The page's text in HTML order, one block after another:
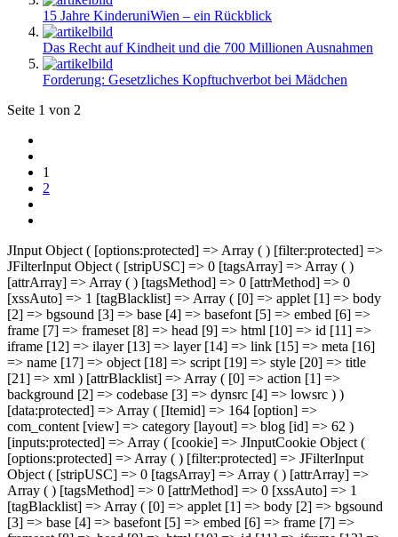
15 Jahre KinderuniWien – ein Rückblick
Das Recht auf Kindheit und die 700 Millionen Ausnahmen
Forderung: Gesetzliches Kopftuchverbot bei Mädchen
Seite 1 von 2
1
2
JInput Object ( [options:protected] => Array ( ) [filter:protected] =>
JFilterInput Object ( [stripUSC] => 0 [tagsArray] => Array ( )
[attrArray] => Array ( ) [tagsMethod] => 0 [attrMethod] => 0
[xssAuto] => 1 [tagBlacklist] => Array ( [0] => applet [1] => body
[2] => bgsound [3] => base [4] => basefont [5] => embed [6] =>
frame [7] => frameset [8] => head [9] => html [10] => id [11] =>
iframe [12] => ilayer [13] => layer [14] => link [15] => meta [16]
=> name [17] => object [18] => script [19] => style [20] => title
[21] => xml ) [attrBlacklist] => Array ( [0] => action [1] =>
background [2] => codebase [3] => dynsrc [4] => lowsrc ) )
[data:protected] => Array ( [Itemid] => 164 [option] =>
com_content [view] => category [layout] => blog [id] => 62 )
[inputs:protected] => Array ( [cookie] => JInputCookie Object (
[options:protected] => Array ( ) [filter:protected] => JFilterInput
Object ( [stripUSC] => 0 [tagsArray] => Array ( ) [attrArray] =>
Array ( ) [tagsMethod] => 0 [attrMethod] => 0 [xssAuto] => 1
[tagBlacklist] => Array ( [0] => applet [1] => body [2] => bgsound
[3] => base [4] => basefont [5] => embed [6] => frame [7] =>